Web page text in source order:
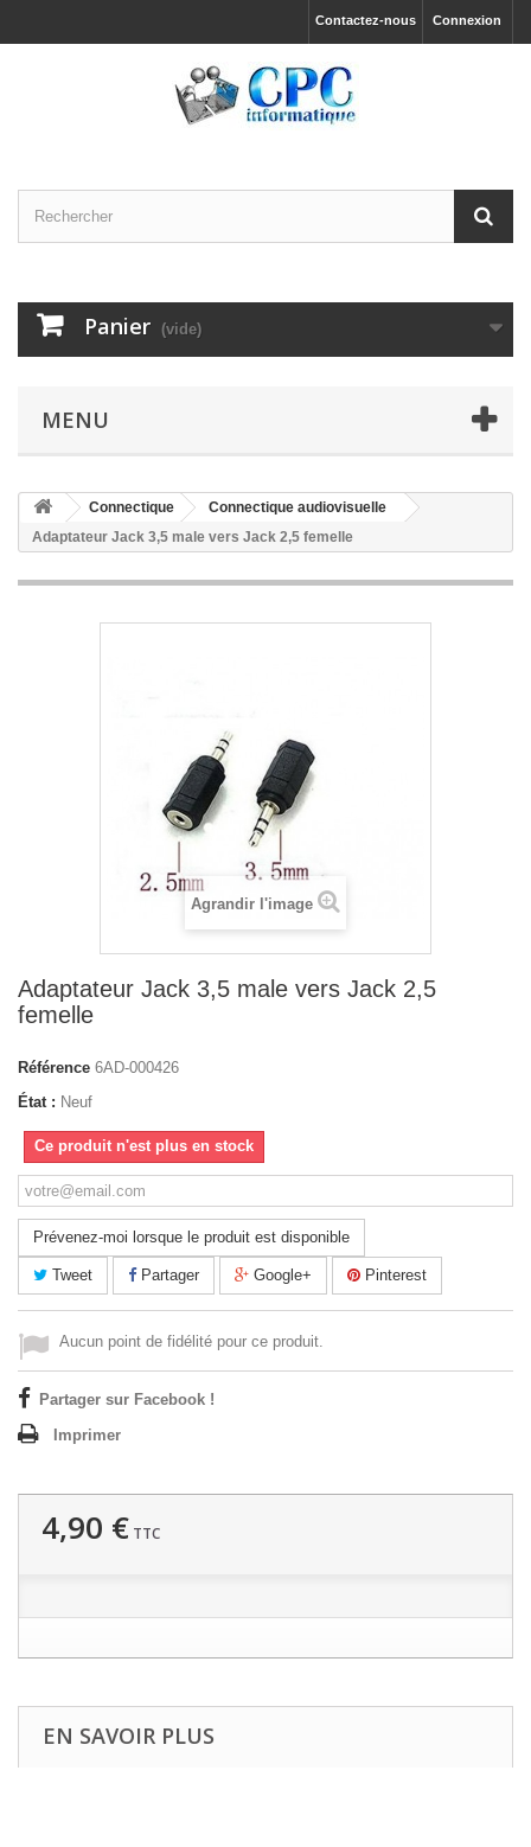
Connexion
Contactez-nous
Panier (vide)
MENU
Connectique
Connectique audiovisuelle
Adaptateur Jack 3,5 male vers Jack 2,5 femelle
Agrandir l'image
Adaptateur Jack 3,5 male vers Jack 2,5
femelle
Référence 6AD-000426
État : Neuf
Ce produit n'est plus en stock
Prévenez-moi lorsque le produit est disponible
Tweet Partager Google+ Pinterest
Aucun point de fidélité pour ce produit.
Partager sur Facebook !
Imprimer
4,90 € TTC
EN SAVOIR PLUS